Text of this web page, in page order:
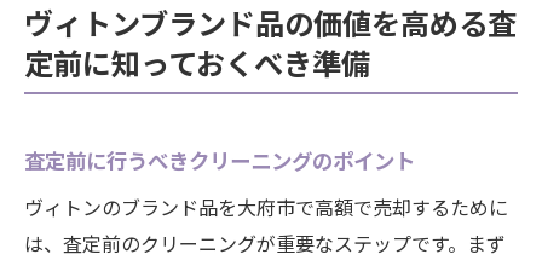
ヴィトンブランド品の価値を高める査
定前に知っておくべき準備
査定前に行うべきクリーニングのポイント
ヴィトンのブランド品を大府市で高額で売却するために
は、査定前のクリーニングが重要なステップです。まず